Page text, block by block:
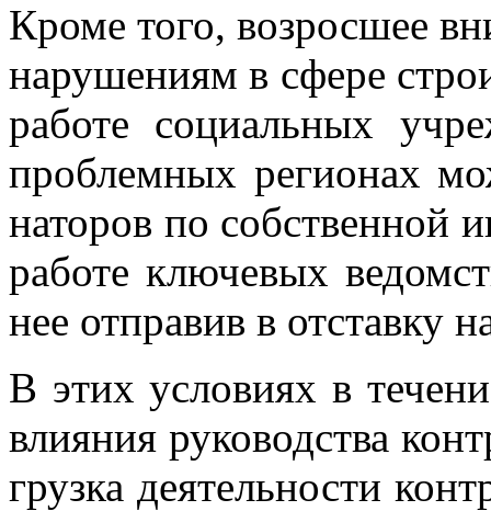
Кро­ме того, воз­рос­шее
на­ру­ше­ни­ям в сфе­ре
ра­бо­те со­ци­аль­ных
про­блем­ных ре­ги­о­нах
на­то­ров по соб­ствен­ной
ра­бо­те клю­че­вых
нее от­пра­вив в от­став­ку
В этих усло­ви­ях в
вли­я­ния ру­ко­вод­ства
груз­ка де­я­тель­но­сти